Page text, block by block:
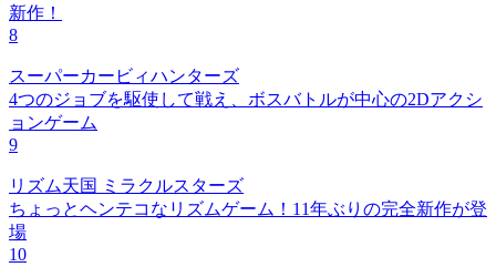
新作！
8
スーパーカービィハンターズ
4つのジョブを駆使して戦え、ボスバトルが中心の2Dアクシ
ョンゲーム
9
リズム天国 ミラクルスターズ
ちょっとヘンテコなリズムゲーム！11年ぶりの完全新作が登
場
10